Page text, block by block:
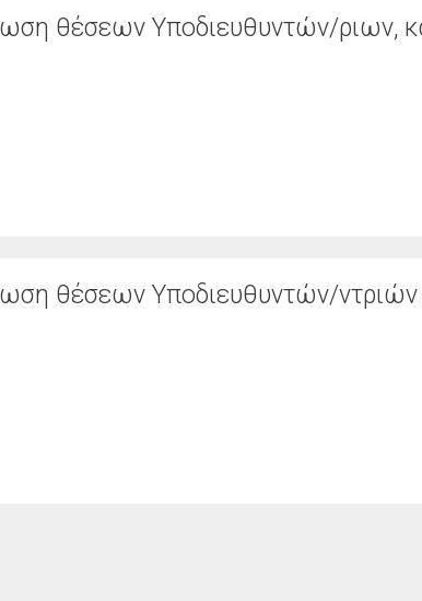
θέσεων Υποδιευθυντών/ριων,
θέσεων Υποδιευθυντών/